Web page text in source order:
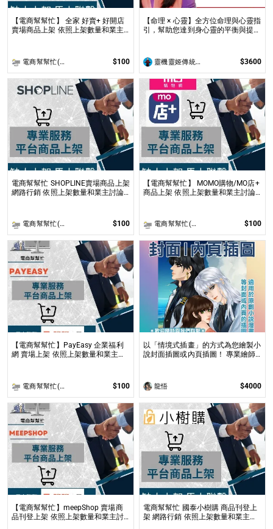
【電商幫幫忙】 全家 好賣+ 好開店
賣場商品上架 依照上架數量和業主
電商幫幫忙(電商平台代營運/電商上架/運營策略/網路行銷) $100
【命理 × 心靈】全方位命理與心靈指
引，幫助您達到身心靈的平衡與提升
靈機靈姬傳統文化學院 $3600
電商幫幫忙 SHOPLINE賣場商品上架
網路行銷 依照上架數量和業主討論
電商幫幫忙(電商平台代營運/電商上架/運營策略/網路行銷) $100
【電商幫幫忙】 MOMO購物/MO店+
商品上架 依照上架數量和業主討論
電商幫幫忙(電商平台代營運/電商上架/運營策略/網路行銷) $100
【電商幫幫忙】PayEasy 企業福利
網 賣場上架 依照上架數量和業主討
電商幫幫忙(電商平台代營運/電商上架/運營策略/網路行銷) $100
以「情境式插畫」的方式為您繪製小
說封面插圖或內頁插圖！ 專業繪師
龍悟 $4000
【電商幫幫忙】meepShop 賣場商
品刊登上架 依照上架數量和業主討
電商幫幫忙 國泰小樹購 商品刊登上
架 網路行銷 依照上架數量和業主討